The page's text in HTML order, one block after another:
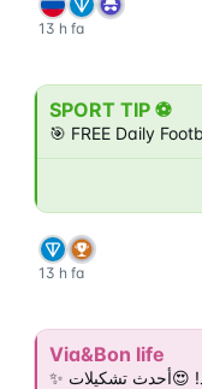
13 h fa
SPORT TIP ⚽️
🎯 FREE Daily
13 h fa
Via&Bon life
✨ كل اللي يخص أناقتك في مكان واحد! 😍أحدث تشكيلات